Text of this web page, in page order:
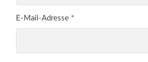
E-Mail-Adresse *